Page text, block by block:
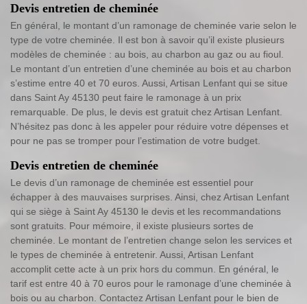
Devis entretien de cheminée
En général, le montant d’un ramonage de cheminée varie selon le
type de votre cheminée. Il est bon à savoir qu’il existe plusieurs
modèles de cheminée : au bois, au charbon au gaz ou au fioul.
Le montant d’un entretien d’une cheminée au bois et au charbon
s’estime entre 40 et 70 euros. Aussi, Artisan Lenfant qui se situe
dans Saint Ay 45130 peut faire le ramonage à un prix
remarquable. De plus, le devis est gratuit chez Artisan Lenfant.
N’hésitez pas donc à les appeler pour réduire votre dépenses et
pour ne pas se tromper pour l’estimation de votre budget.
Devis entretien de cheminée
Le devis d’un ramonage de cheminée est essentiel pour
échapper à des mauvaises surprises. Ainsi, chez Artisan Lenfant
qui se siège à Saint Ay 45130 le devis et les recommandations
sont gratuits. Pour mémoire, il existe plusieurs sortes de
cheminée. Le montant de l’entretien change selon les services et
le types de cheminée à entretenir. Aussi, Artisan Lenfant
accomplit cette acte à un prix hors du commun. En général, le
tarif est entre 40 à 70 euros pour le ramonage d’une cheminée à
bois ou au charbon. Contactez Artisan Lenfant pour le bien de